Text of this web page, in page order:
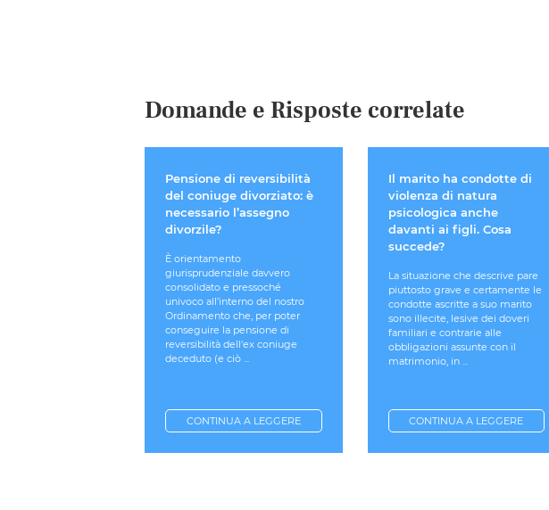
Domande e Risposte correlate
Pensione di reversibilità
del coniuge divorziato: è
necessario l’assegno
divorzile?
È orientamento
giurisprudenziale davvero
consolidato e pressoché
univoco all’interno del nostro
Ordinamento che, per poter
conseguire la pensione di
reversibilità dell'ex coniuge
deceduto (e ciò ...
CONTINUA A LEGGERE
Il marito ha condotte di
violenza di natura
psicologica anche
davanti ai figli. Cosa
succede?
La situazione che descrive pare
piuttosto grave e certamente le
condotte ascritte a suo marito
sono illecite, lesive dei doveri
familiari e contrarie alle
obbligazioni assunte con il
matrimonio, in ...
CONTINUA A LEGGERE